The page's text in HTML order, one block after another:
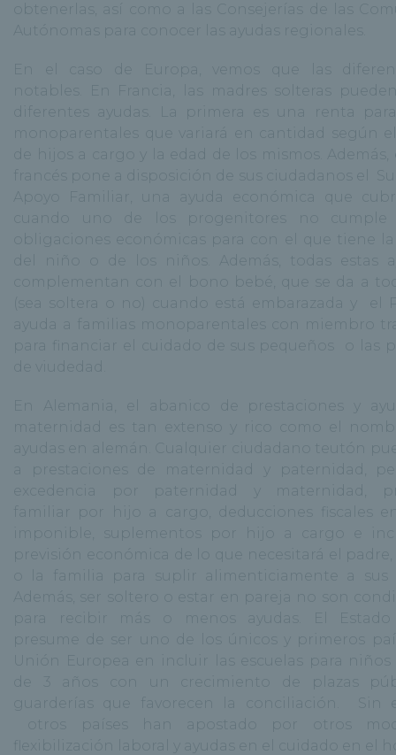
obtenerlas, así como a las Consejerías de las
Autónomas para conocer las ayudas regionales.
En el caso de Europa, vemos que las
notables. En Francia, las madres solteras
diferentes ayudas. La primera es una renta
monoparentales que variará en cantidad según
de hijos a cargo y la edad de los mismos. Además,
francés pone a disposición de sus ciudadanos el
Apoyo Familiar, una ayuda económica que
cuando uno de los progenitores no cumple
obligaciones económicas para con el que tiene
del niño o de los niños. Además, todas estas
complementan con el bono bebé, que se da a
(sea soltera o no) cuando está embarazada y el
ayuda a familias monoparentales con miembro
para financiar el cuidado de sus pequeños o las
de viudedad.
En Alemania, el abanico de prestaciones y
maternidad es tan extenso y rico como el
ayudas en alemán. Cualquier ciudadano teutón
a prestaciones de maternidad y paternidad,
excedencia por paternidad y maternidad,
familiar por hijo a cargo, deducciones fiscales
imponible, suplementos por hijo a cargo e
previsión económica de lo que necesitará el
o la familia para suplir alimenticiamente a sus
Además, ser soltero o estar en pareja no son
para recibir más o menos ayudas. El Estado
presume de ser uno de los únicos y primeros
Unión Europea en incluir las escuelas para
de 3 años con un crecimiento de plazas
guarderías que favorecen la conciliación. Sin
otros países han apostado por otros
flexibilización laboral y ayudas en el cuidado en el